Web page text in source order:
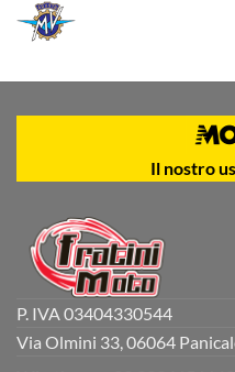
Il nostro
P. IVA 03404330544
Via Olmini 33, 06064